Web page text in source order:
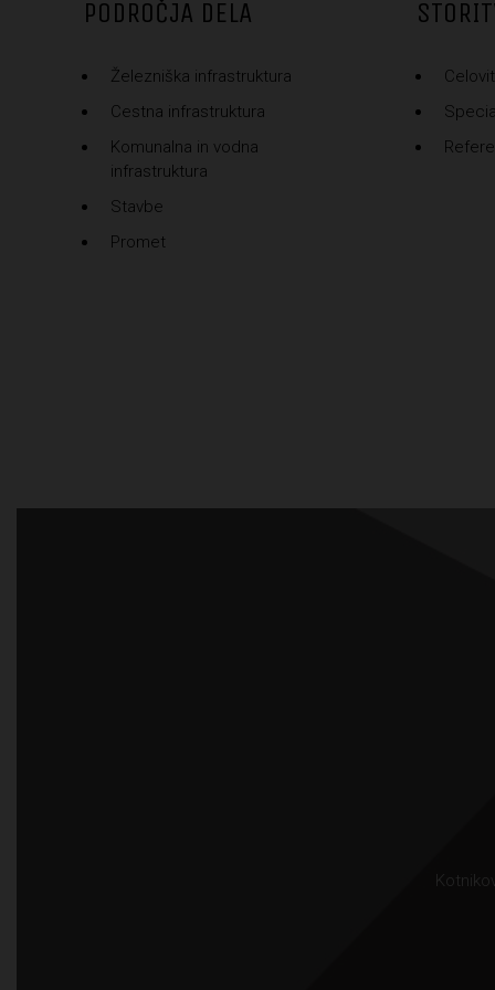
PODROČJA DELA
Železniška infrastruktura
Cestna infrastruktura
Komunalna in vodna
infrastruktura
Stavbe
Promet